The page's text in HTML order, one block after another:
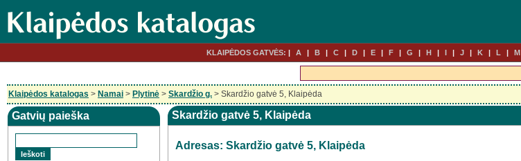
KLAIPĖDOS GATVĖS: A B C D E F G H I J K L M
Klaipėdos katalogas > Namai > Plytinė > Skardžio g. > Skardžio gatvė 5, Klaipėda
Gatvių paieška Skardžio gatvė 5, Klaipėda
Adresas: Skardžio gatvė 5, Klaipėda